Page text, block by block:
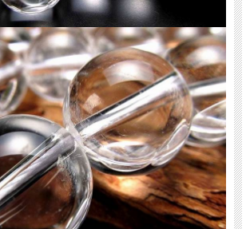
上の仕様ですのでご了承下さい。
な誤差が出る場合があります。
外直輸入 バイヤー厳選 プレゼント ギフト メンズ レデ
ハンドメイド サイズ直し コムローズ comrose